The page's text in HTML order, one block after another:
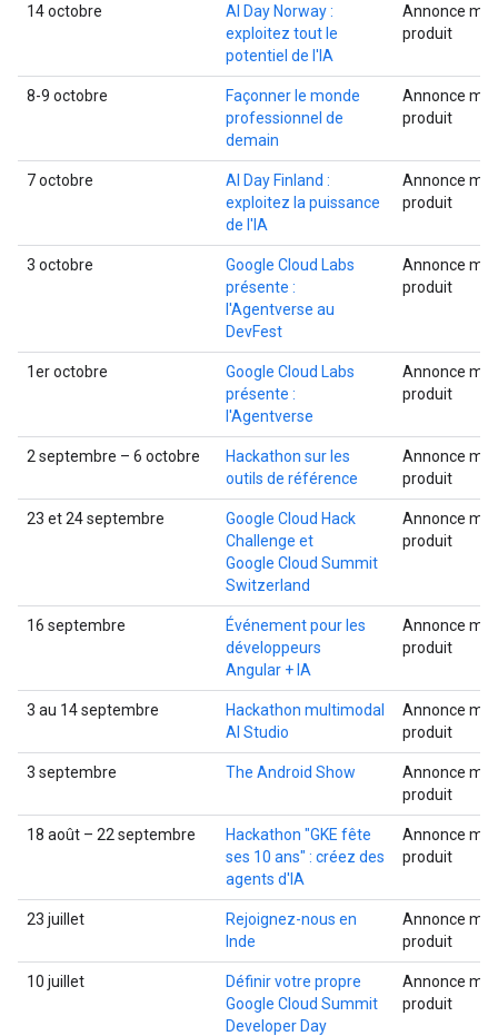
14 octobre
AI Day Norway :
exploitez tout le
potentiel de l'IA
Annonce
produit
8-9 octobre
Façonner le monde
professionnel de
demain
Annonce
produit
7 octobre
AI Day Finland :
exploitez la puissance
de l'IA
Annonce
produit
3 octobre
Google Cloud Labs
présente :
l'Agentverse au
DevFest
Annonce
produit
1er octobre
Google Cloud Labs
présente :
l'Agentverse
Annonce
produit
2 septembre – 6 octobre
Hackathon sur les
outils de référence
Annonce
produit
23 et 24 septembre
Google Cloud Hack
Challenge et
Google Cloud Summit
Switzerland
Annonce
produit
16 septembre
Événement pour les
développeurs
Angular + IA
Annonce
produit
3 au 14 septembre
Hackathon multimodal
AI Studio
Annonce
produit
3 septembre The Android Show
Annonce
produit
18 août – 22 septembre
Hackathon "GKE fête
ses 10 ans" : créez des
agents d'IA
Annonce
produit
23 juillet
Rejoignez-nous en
Inde
Annonce
produit
10 juillet
Définir votre propre
Google Cloud Summit
Developer Day
Annonce
produit